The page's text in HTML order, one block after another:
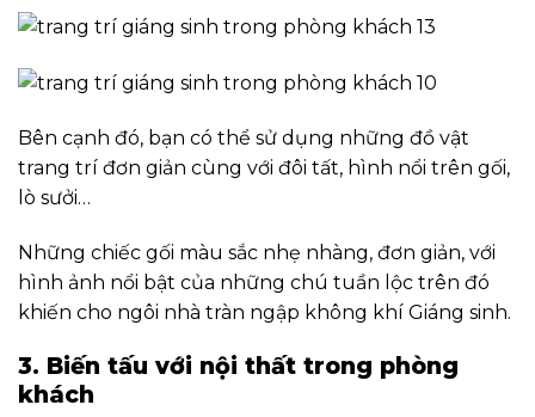
Bên cạnh đó, bạn có thể sử dụng những đồ vật
trang trí đơn giản cùng với đôi tất, hình nổi trên gối,
lò sưởi…
Những chiếc gối màu sắc nhẹ nhàng, đơn giản, với
hình ảnh nổi bật của những chú tuần lộc trên đó
khiến cho ngôi nhà tràn ngập không khí Giáng sinh.
3. Biến tấu với nội thất trong phòng
khách